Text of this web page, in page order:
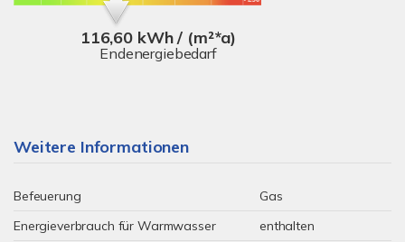
116,60 kWh / (m²*a)
Endenergiebedarf
Weitere Informationen
Befeuerung
Gas
Energieverbrauch für Warmwasser
enthalten